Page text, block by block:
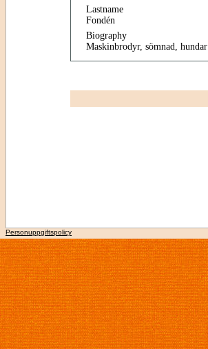
Lastname
Fondén
Biography
Maskinbrodyr, sömnad, hundar
Personuppgiftspolicy